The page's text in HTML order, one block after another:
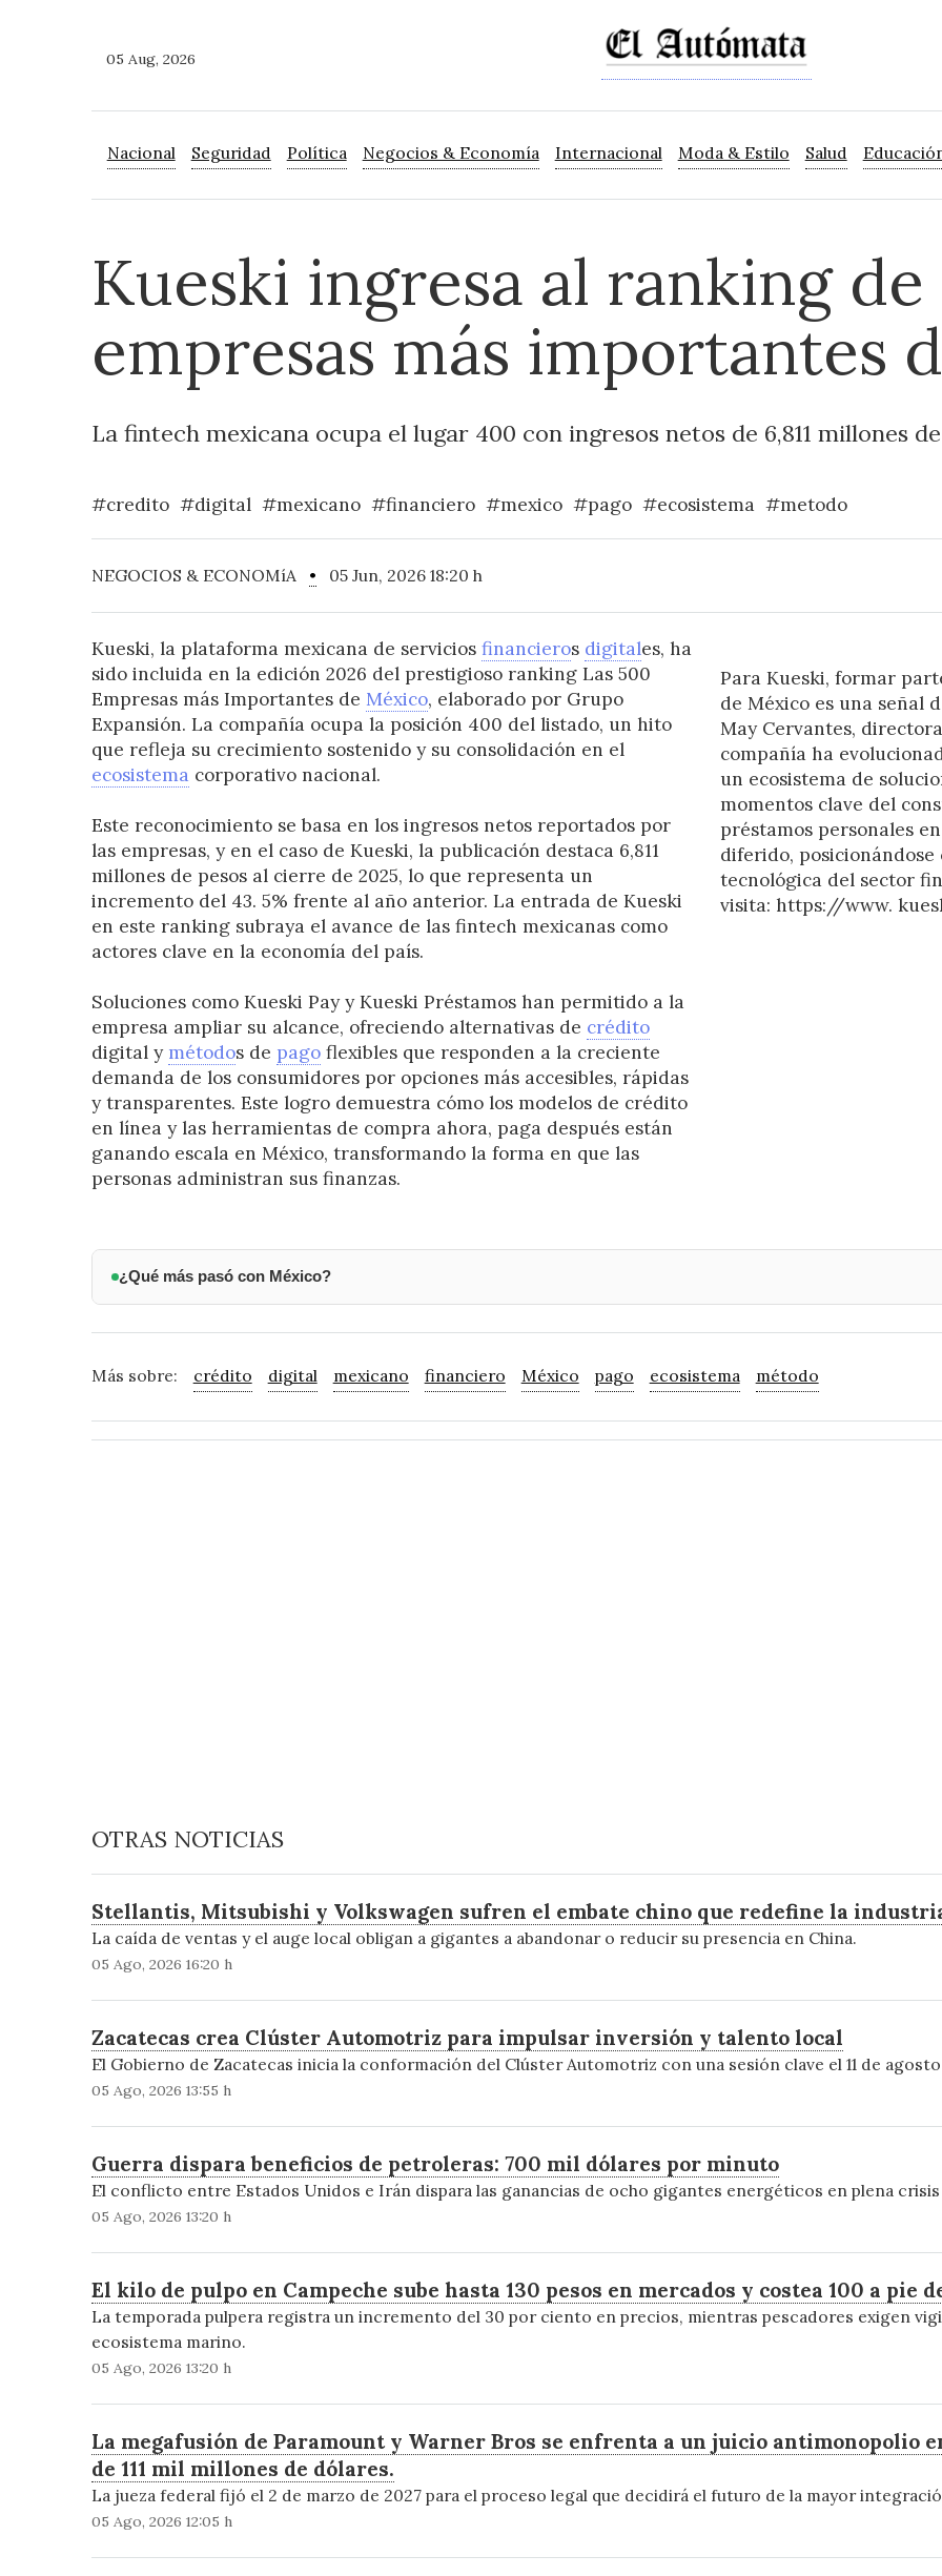
05 Aug, 2026
Nacional Seguridad Política Negocios & Economía Internacional Moda & Estilo Salud
Kueski ingresa al ranking de
empresas más importantes
La fintech mexicana ocupa el lugar 400 con ingresos netos de 6,811 millones
#credito #digital #mexicano #financiero #mexico #pago #ecosistema #metodo
NEGOCIOS & ECONOMíA • 05 Jun, 2026 18:20 h
Kueski, la plataforma mexicana de servicios financieros digitales, ha
sido incluida en la edición 2026 del prestigioso ranking Las 500
Empresas más Importantes de México, elaborado por Grupo
Expansión. La compañía ocupa la posición 400 del listado, un hito
que refleja su crecimiento sostenido y su consolidación en el
ecosistema corporativo nacional.
Este reconocimiento se basa en los ingresos netos reportados por
las empresas, y en el caso de Kueski, la publicación destaca 6,811
millones de pesos al cierre de 2025, lo que representa un
incremento del 43. 5% frente al año anterior. La entrada de Kueski
en este ranking subraya el avance de las fintech mexicanas como
actores clave en la economía del país.
Soluciones como Kueski Pay y Kueski Préstamos han permitido a la
empresa ampliar su alcance, ofreciendo alternativas de crédito
digital y métodos de pagoflexibles que responden a la creciente
demanda de los consumidores por opciones más accesibles, rápidas
y transparentes. Este logro demuestra cómo los modelos de crédito
en línea y las herramientas de compra ahora, paga después están
ganando escala en México, transformando la forma en que las
personas administran sus finanzas.
Para Kueski, formar
de México es una señal
May Cervantes,
compañía ha
un ecosistema de
momentos clave del
préstamos personales
diferido,
tecnológica del sector
visita: https://www.
¿Qué más pasó con México?
Más sobre: crédito digital mexicano financiero México pago ecosistema método
OTRAS NOTICIAS
Stellantis, Mitsubishi y Volkswagen sufren el embate chino que redefine la
La caída de ventas y el auge local obligan a gigantes a abandonar o reducir su presencia en China.
05 Ago, 2026 16:20 h
Zacatecas crea Clúster Automotriz para impulsar inversión y talento local
El Gobierno de Zacatecas inicia la conformación del Clúster Automotriz con una sesión clave el 11 de
05 Ago, 2026 13:55 h
Guerra dispara beneficios de petroleras: 700 mil dólares por minuto
El conflicto entre Estados Unidos e Irán dispara las ganancias de ocho gigantes energéticos en plena
05 Ago, 2026 13:20 h
El kilo de pulpo en Campeche sube hasta 130 pesos en mercados y costea 100 a pie
La temporada pulpera registra un incremento del 30 por ciento en precios, mientras pescadores exigen
ecosistema marino.
05 Ago, 2026 13:20 h
La megafusión de Paramount y Warner Bros se enfrenta a un juicio antimonopolio
de 111 mil millones de dólares.
La jueza federal fijó el 2 de marzo de 2027 para el proceso legal que decidirá el futuro de la mayor
05 Ago, 2026 12:05 h